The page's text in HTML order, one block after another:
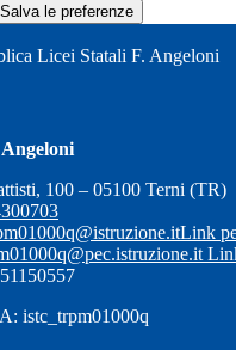
Salva le preferenze
Licei Statali F. Angeloni
100 – 05100 Terni (TR)
Link
istc_trpm01000q